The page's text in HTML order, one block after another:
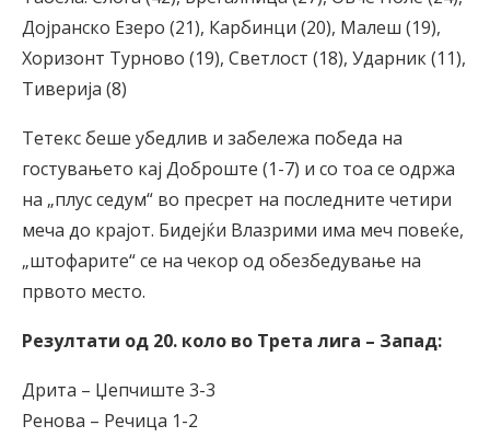
Дојранско Езеро (21), Карбинци (20), Малеш (19),
Хоризонт Турново (19), Светлост (18), Ударник (11),
Тиверија (8)
Тетекс беше убедлив и забележа победа на
гостувањето кај Доброште (1-7) и со тоа се одржа
на „плус седум“ во пресрет на последните четири
меча до крајот. Бидејќи Влазрими има меч повеќе,
„штофарите“ се на чекор од обезбедување на
првото место.
Резултати од 20. коло во Трета лига – Запад:
Дрита – Џепчиште 3-3
Ренова – Речица 1-2